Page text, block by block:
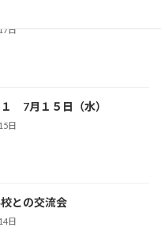
日
7月１５日（水）
日
との交流会
日